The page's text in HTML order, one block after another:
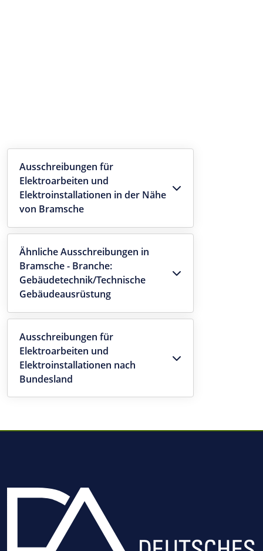
Ausschreibungen für
Elektroarbeiten und
Elektroinstallationen in der Nähe
von Bramsche
Ähnliche Ausschreibungen in
Bramsche - Branche:
Gebäudetechnik/Technische
Gebäudeausrüstung
Ausschreibungen für
Elektroarbeiten und
Elektroinstallationen nach
Bundesland